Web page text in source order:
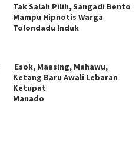
Tak Salah Pilih, Sangadi Bento
Mampu Hipnotis Warga
Tolondadu Induk
Esok, Maasing, Mahawu,
Ketang Baru Awali Lebaran
Ketupat
Manado